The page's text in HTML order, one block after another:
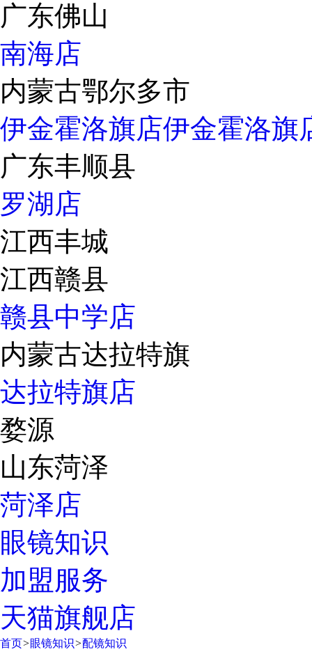
广东佛山
南海店
内蒙古鄂尔多市
伊金霍洛旗店伊金霍洛旗
广东丰顺县
罗湖店
江西丰城
江西赣县
赣县中学店
内蒙古达拉特旗
达拉特旗店
婺源
山东菏泽
菏泽店
眼镜知识
加盟服务
天猫旗舰店
首页>眼镜知识>配镜知识